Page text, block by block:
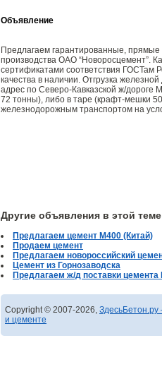
Объявление
Предлагаем гарантированные,
производства ОАО “Новоросцемент”.
сертификатами соответствия ГОСТам
качества в наличии. Отгрузка
адрес по Северо-Кавказской ж/дороге
72 тонны), либо в таре (крафт-мешки
железнодорожным транспортом на
Другие объявления в этой теме
Предлагаем цемент М400 (Китай)
Продаем цемент
Предлагаем новороссийский
Цемент из Горнозаводска
Предлагаем ж/д поставки
Copyright © 2007-2026,
и цементе